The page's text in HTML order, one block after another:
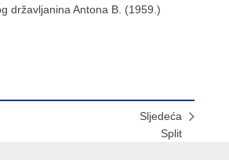
državljanina Antona B. (1959.)
Sljedeća
Split